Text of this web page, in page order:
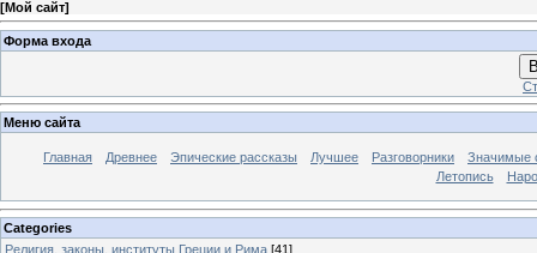
[Мой сайт]
Форма входа
Меню сайта
Главная Древнее Эпические рассказы Лучшее Разговорники
Значимые
Летопись
Categories
Религия, законы, институты Греции и Рима [41]